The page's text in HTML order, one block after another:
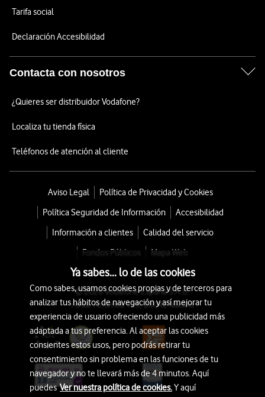
Tarifa social
Declaración Accesibilidad
Contacta con nosotros
¿Quieres ser distribuidor Vodafone?
Localiza tu tienda física
Teléfonos de atención al cliente
Aviso Legal
Política de Privacidad y Cookies
Política Seguridad de Información
Accesibilidad
Información a clientes
Calidad del servicio
Fondos Públicos
Mapa Web
© 2026 Vodafone España S.A.U.
Avda. América 115, 28042 Madrid
Ya sabes... lo de las cookies
Como sabes, usamos cookies propias y de terceros para
analizar tus hábitos de navegación y así mejorar tu
experiencia de usuario ofreciendo una publicidad más
adaptada a tus preferencia. Al aceptar las cookies
consientes estos usos, pero podrás retirar tu
consentimiento sin problema en las funciones de tu
navegador y no te llevará más de 4 minutos. Aquí
puedesVer nuestra política de cookies.Y aquí